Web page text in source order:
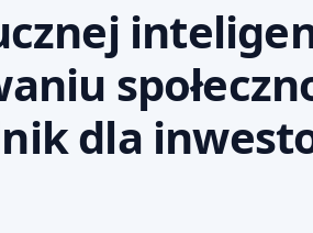
dla